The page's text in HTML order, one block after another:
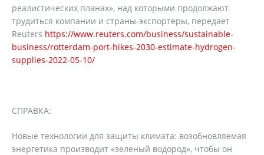
реалистических планах», над которыми продолжают
трудиться компании и страны-экспортеры, передает
Reuters https://www.reuters.com/business/sustainable-
business/rotterdam-port-hikes-2030-estimate-hydrogen-
supplies-2022-05-10/
СПРАВКА:
Новые технологии для защиты климата: возобновляемая
энергетика производит «зеленый водород», чтобы он